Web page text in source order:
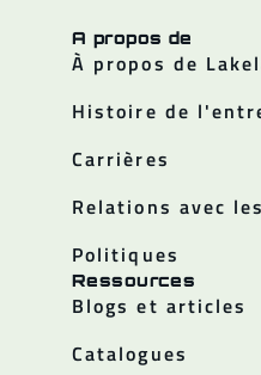
A propos de
À propos de
Histoire de
Carrières
Relations avec
Politiques
Ressources
Blogs et articles
Catalogues